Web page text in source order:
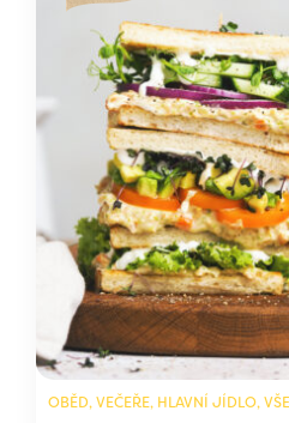
OBĚD, VEČEŘE, HLAVNÍ JÍDLO,